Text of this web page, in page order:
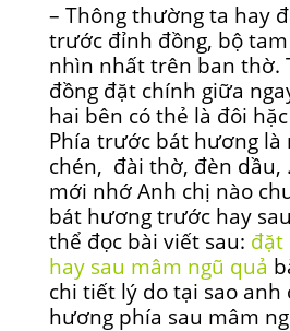
– Thông thường ta hay
trước đỉnh đồng, bộ
nhìn nhất trên ban thờ.
đồng đặt chính giữa
hai bên có thẻ là đôi
Phía trước bát hương là
chén, đài thờ, đèn dầu,
mới nhớ Anh chị nào
bát hương trước hay
thể đọc bài viết sau: đặt
hay sau mâm ngũ quả
chi tiết lý do tại sao
hương phía sau mâm